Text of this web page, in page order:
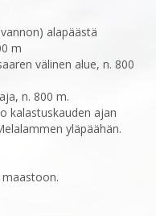
alapäästä
m
välinen alue, n. 800
n. 800 m.
kalastuskauden ajan
yläpäähän.